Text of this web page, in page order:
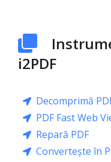
i2PDF
Decomprimă
PDF Fast Web
Repară PDF
Convertește în